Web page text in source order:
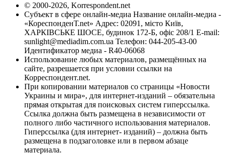
© 2000-2026, Korrespondent.net
Субъект в сфере онлайн-медиа Название онлайн-медиа -
«КореспонденТ.net» Адрес: 02091, місто Київ,
ХАРКІВСЬКЕ ШОСЕ, будинок 172-Б, офіс 208/1 E-mail:
sunlight@mediadim.com.ua Телефон: 044-205-43-00
Идентификатор медиа - R40-06068
Использование любых материалов, размещённых на
сайте, разрешается при условии ссылки на
Корреспондент.net.
При копировании материалов со страницы «Новости
Украины и мира», для интернет-изданий – обязательна
прямая открытая для поисковых систем гиперссылка.
Ссылка должна быть размещена в независимости от
полного либо частичного использования материалов.
Гиперссылка (для интернет- изданий) – должна быть
размещена в подзаголовке или в первом абзаце
материала.